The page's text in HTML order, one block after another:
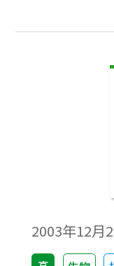
2003年12月